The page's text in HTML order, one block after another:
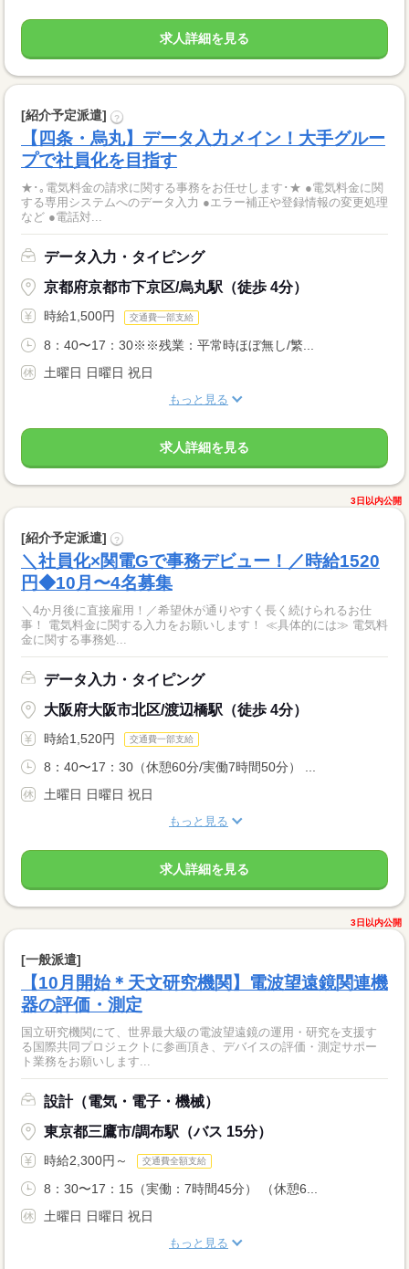
求人詳細を見る
[紹介予定派遣] ?
【四条・烏丸】データ入力メイン！大手グルー
プで社員化を目指す
★･｡電気料金の請求に関する事務をお任せします･★ ●電気料金に関
する専用システムへのデータ入力 ●エラー補正や登録情報の変更処理
など ●電話対...
データ入力・タイピング
京都府京都市下京区/烏丸駅（徒歩 4分）
時給1,500円 交通費一部支給
8：40〜17：30※※残業：平常時ほぼ無し/繁...
土曜日 日曜日 祝日
もっと見る
求人詳細を見る
3日以内公開
[紹介予定派遣] ?
＼社員化×関電Gで事務デビュー！／時給1520
円◆10月〜4名募集
＼4か月後に直接雇用！／希望休が通りやすく長く続けられるお仕
事！ 電気料金に関する入力をお願いします！ ≪具体的には≫ 電気料
金に関する事務処...
データ入力・タイピング
大阪府大阪市北区/渡辺橋駅（徒歩 4分）
時給1,520円 交通費一部支給
8：40〜17：30（休憩60分/実働7時間50分） ...
土曜日 日曜日 祝日
もっと見る
求人詳細を見る
3日以内公開
[一般派遣]
【10月開始＊天文研究機関】電波望遠鏡関連機
器の評価・測定
国立研究機関にて、世界最大級の電波望遠鏡の運用・研究を支援す
る国際共同プロジェクトに参画頂き、デバイスの評価・測定サポー
ト業務をお願いします...
設計（電気・電子・機械）
東京都三鷹市/調布駅（バス 15分）
時給2,300円～ 交通費全額支給
8：30〜17：15（実働：7時間45分） （休憩6...
土曜日 日曜日 祝日
もっと見る